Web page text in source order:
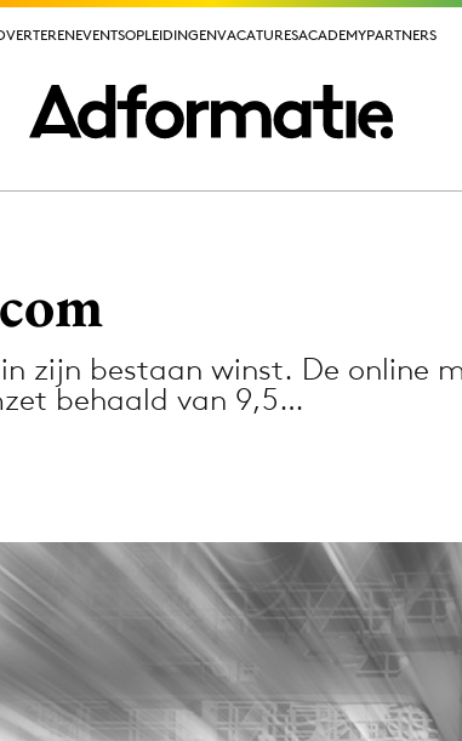
EVENTSOPLEIDINGENVACATURESACADEMYPARTNERS
EVENTSOPLEIDINGENVACATURESACADEMYPARTNERS
Programmatic
Purpose Marketing
Reputatie & crisis
zijn bestaan winst. De online
behaald van 9,5…